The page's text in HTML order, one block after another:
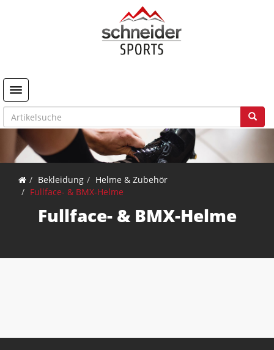
Toggle navigation
Bekleidung
Helme & Zubehör
Fullface- & BMX-Helme
Fullface- & BMX-Helme